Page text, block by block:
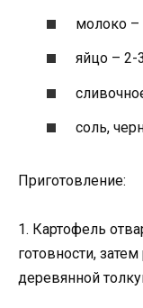
молоко –
яйцо – 2-
соль,
Приготовление:
1. Картофель
готовности,
деревянной